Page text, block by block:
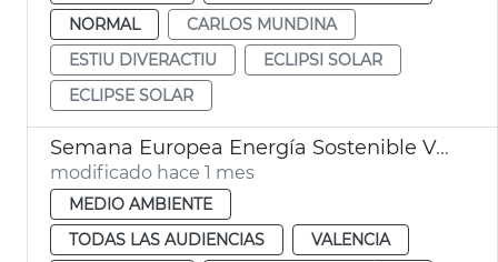
NORMAL
CARLOS MUNDINA
ESTIU DIVERACTIU
ECLIPSI SOLAR
ECLIPSE SOLAR
Semana Europea Energía Sostenible València
modificado hace 1 mes
MEDIO AMBIENTE
TODAS LAS AUDIENCIAS
VALENCIA